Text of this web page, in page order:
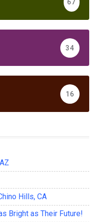
67
34
16
Hills, CA
Bright as Their Future!